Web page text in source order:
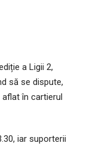
a Ligii 2,
să se dispute,
aflat în cartierul
iar suporterii